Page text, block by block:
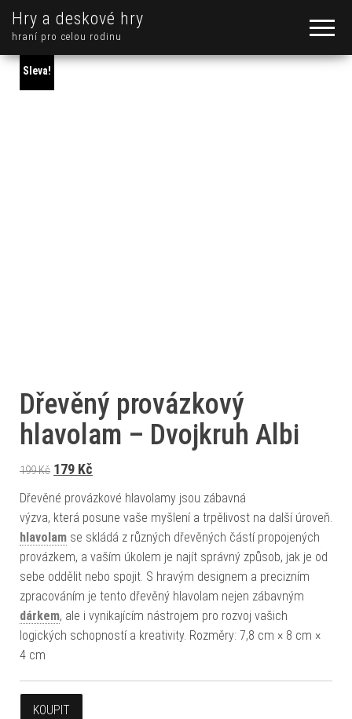
Hry a deskové hry
hraní pro celou rodinu
Sleva!
Dřevěný provázkový
hlavolam – Dvojkruh Albi
199Kč Původní cena byla: 199 Kč.
179 Kč
Dřevěné provázkové hlavolamy jsou zábavná
výzva, která posune vaše myšlení a trpělivost na další úroveň.
hlavolam se skládá z různých dřevěných částí propojených
provázkem, a vaším úkolem je najít správný způsob, jak je od
sebe oddělit nebo spojit. S hravým designem a precizním
zpracováním je tento dřevěný hlavolam nejen zábavným
dárkem, ale i vynikajícím nástrojem pro rozvoj vašich
logických schopností a kreativity. Rozměry: 7,8 cm × 8 cm ×
4 cm
KOUPIT